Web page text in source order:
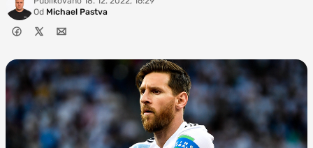
Od Michael Pastva